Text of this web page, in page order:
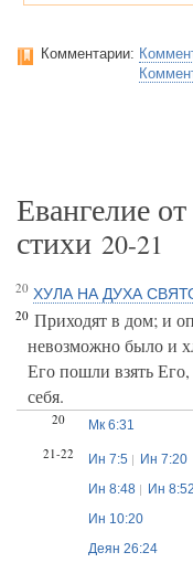
Комментарии:
Евангелие
стихи 20-21
20 ХУЛА НА ДУХА
20 Приходят в дом; и
невозможно было и
Его пошли взять
себя.
20 Мк 6:31
21-22 Ин 7:5
Ин 7:20
Ин 8:48
Ин 8:52
Ин 10:20
Деян 26:24